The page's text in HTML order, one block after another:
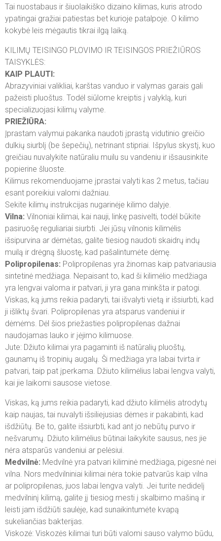
Tai nuostabaus ir šiuolaikiško dizaino kilimas, kuris atrodo
ypatingai gražiai patiestas bet kurioje patalpoje. O kilimo
kokybė leis mėgautis tikrai ilgą laiką.
KILIMŲ TEISINGO PLOVIMO IR TEISINGOS PRIEŽIŪROS
TAISYKLĖS:
KAIP PLAUTI:
Abrazyviniai valikliai, karštas vanduo ir valymas garais gali
pažeisti pluoštus. Todėl siūlome kreiptis į valyklą, kuri
specializuojasi kilimų valyme.
PRIEŽIŪRA:
Įprastam valymui pakanka naudoti įprastą vidutinio greičio
dulkių siurblį (be šepečių), netrinant stipriai. Išpylus skystį, kuo
greičiau nuvalykite natūraliu muilu su vandeniu ir išsausinkite
popierine šluoste.
Kilimus rekomenduojame įprastai valyti kas 2 metus, tačiau
esant poreikiui valomi dažniau.
Sekite kilimų instrukcijas nugarinėje kilimo dalyje.
Vilna: Vilnoniai kilimai, kai nauji, linkę pasivelti, todėl būkite
pasiruošę reguliariai siurbti. Jei jūsų vilnonis kilimėlis
išsipurvina ar dėmėtas, galite tiesiog naudoti skaidrų indų
muilą ir drėgną šluostę, kad pašalintumėte dėmę.
Polipropilenas: Polipropilenas yra žinomas kaip patvariausia
sintetinė medžiaga. Nepaisant to, kad ši kilimėlio medžiaga
yra lengvai valoma ir patvari, ji yra gana minkšta ir patogi.
Viskas, ką jums reikia padaryti, tai išvalyti vietą ir išsiurbti, kad
ji išliktų švari. Polipropilenas yra atsparus vandeniui ir
dėmėms. Dėl šios priežasties polipropilenas dažnai
naudojamas lauko ir įėjimo kilimuose.
Jute: Džiuto kilimai yra pagaminti iš natūralių pluoštų,
gaunamų iš tropinių augalų. Ši medžiaga yra labai tvirta ir
patvari, taip pat įperkama. Džiuto kilimėlius labai lengva valyti,
kai jie laikomi sausose vietose.
Viskas, ką jums reikia padaryti, kad džiuto kilimėlis atrodytų
kaip naujas, tai nuvalyti išsiliejusias dėmes ir pakabinti, kad
išdžiūtų. Be to, galite išsiurbti, kad ant jo nebūtų purvo ir
nešvarumų. Džiuto kilimėlius būtinai laikykite sausus, nes jie
nėra atsparūs vandeniui ar pelėsiui.
Medvilnė: Medvilnė yra patvari kiliminė medžiaga, pigesnė nei
vilna. Nors medvilniniai kilimai nėra tokie patvarūs kaip vilna
ar polipropilenas, juos labai lengva valyti. Jei turite nedidelį
medvilninį kilimą, galite jį tiesiog mesti į skalbimo mašiną ir
leisti jam išdžiūti saulėje, kad sunaikintumėte kvapą
sukeliančias bakterijas.
Viskozė: Viskozės kilimai turi būti valomi sauso valymo būdu,